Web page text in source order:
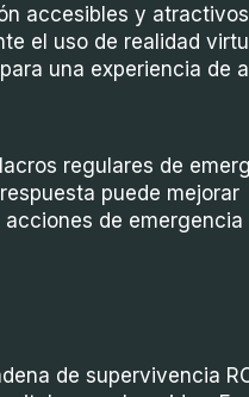
accesibles y
el uso de realidad
una experiencia de
regulares de
puede mejorar
de emergencia
de supervivencia